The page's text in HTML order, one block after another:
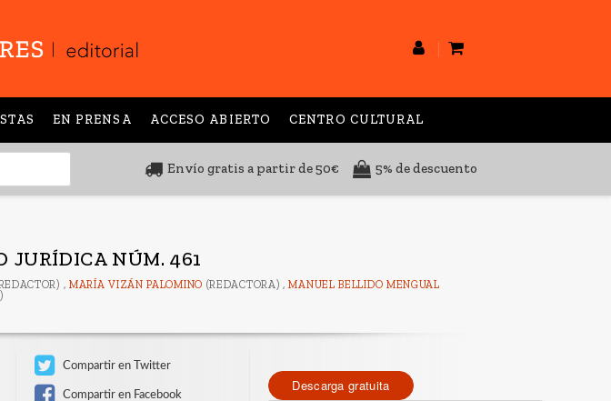
EN PRENSA ACCESO ABIERTO CENTRO CULTURAL
Envío gratis a partir de 50€ 5% de descuento
JURÍDICA NÚM. 461
, MARÍA VIZÁN PALOMINO (REDACTORA) ,MANUEL BELLIDO MENGUAL
Compartir en Twitter
Compartir en Facebook
Descarga gratuita